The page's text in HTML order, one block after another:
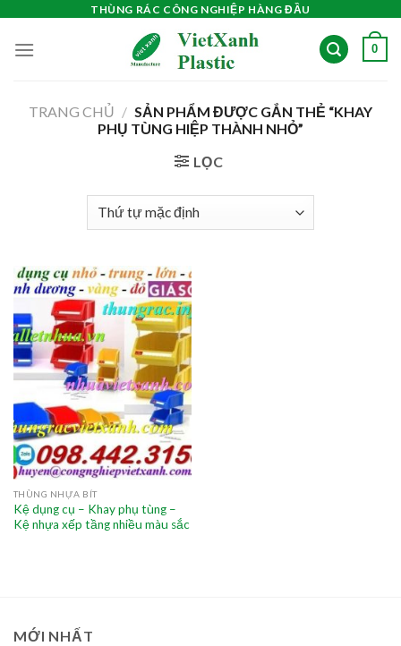
content
THÙNG RÁC CÔNG NGHIỆP HÀNG ĐẦU
0
TRANG CHỦ / SẢN PHẨM ĐƯỢC GẮN THẺ “KHAY
PHỤ TÙNG HIỆP THÀNH NHỎ”
LỌC
THÙNG NHỰA BÍT
Kệ dụng cụ – Khay phụ tùng –
Kệ nhựa xếp tầng nhiều màu sắc
MỚI NHẤT